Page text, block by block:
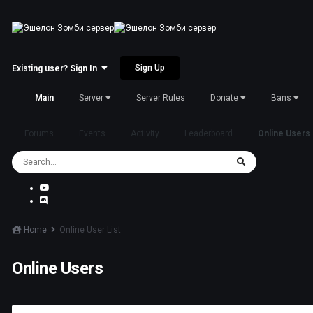
Existing user? Sign In Sign Up
Main
Forums Events Activity Leaderboard Online Users
Server Server Rules Donate Bans
Home Online User List
Online Users